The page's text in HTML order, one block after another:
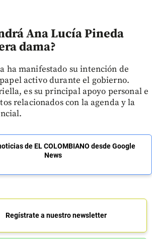
Ana Lucía Pineda
dama?
ha manifestado su intención de
activo durante el gobierno.
es su principal apoyo personal e
relacionados con la agenda y la
de EL COLOMBIANO desde Google
News
Regístrate a nuestro newsletter